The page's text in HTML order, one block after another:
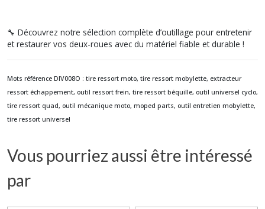
🔧 Découvrez notre sélection complète d’outillage pour entretenir
et restaurer vos deux-roues avec du matériel fiable et durable !
Mots référence DIV008O : tire ressort moto, tire ressort mobylette, extracteur
ressort échappement, outil ressort frein, tire ressort béquille, outil universel cyclo,
tire ressort quad, outil mécanique moto, moped parts, outil entretien mobylette,
tire ressort universel
Vous pourriez aussi être intéressé
par